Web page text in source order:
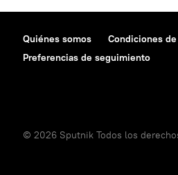
Quiénes somos Condiciones
Preferencias de seguimiento
© 2026 Sputnik Todos los